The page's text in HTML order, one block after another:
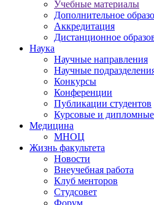
Учебные материалы
Дополнительное
Аккредитация
Дистанционное
Наука
Научные направления
Научные
Конкурсы
Конференции
Публикации студентов
Курсовые и
Медицина
МНОЦ
Жизнь факультета
Новости
Внеучебная работа
Клуб менторов
Студсовет
Форум